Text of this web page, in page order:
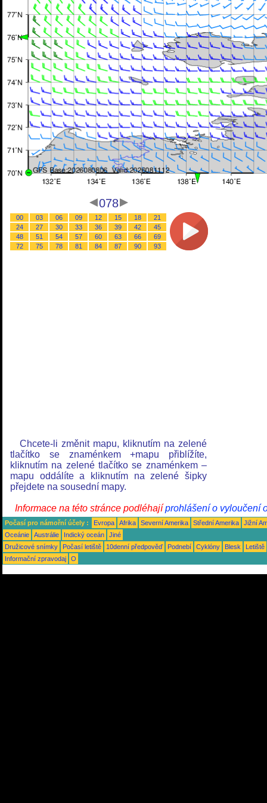
078
00 03 06 09 12 15 18
21
24
27 30 33 36 39 42
45
48
51 54 57 60 63 66
69
72
75 78 81 84 87 90 93
Chcete-li změnit mapu, kliknutím na zelené
tlačítko se znaménkem +mapu přiblížíte,
kliknutím na zelené tlačítko se znaménkem –
mapu oddálíte a kliknutím na zelené šipky
přejdete na sousední mapy.
Informace na této stránce podléhajíprohlášení o vyloučení
Počasí pro námořní účely : Evropa Afrika Severní Amerika Střední Amerika
Jižní
Oceánie
Austrálie Indický oceán
Jiné
Družicové snímky
Počasí letiště 10denní předpověď Podnebí Cyklóny Blesk
Letiště
Informační zpravodaj
O